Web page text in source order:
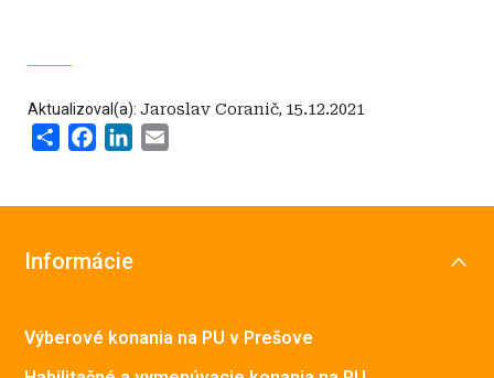
Aktualizoval(a): Jaroslav Coranič, 15.12.2021
Share FacebookLinkedIn
Informácie
Výberové konania na PU v Prešove